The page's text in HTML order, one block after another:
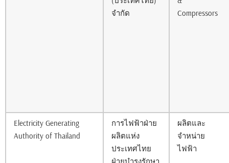
จำกัด
Compressors
Electricity Generating
Authority of Thailand
การไฟฟ้าฝ่าย
ผลิตแห่ง
ประเทศไทย
ผลิตและ
จำหน่าย
ไฟฟ้า